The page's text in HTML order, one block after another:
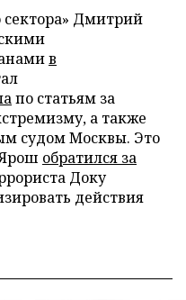
Дмитрий
в
по статьям за
а также
судом Москвы. Это
обратился за
Доку
действия